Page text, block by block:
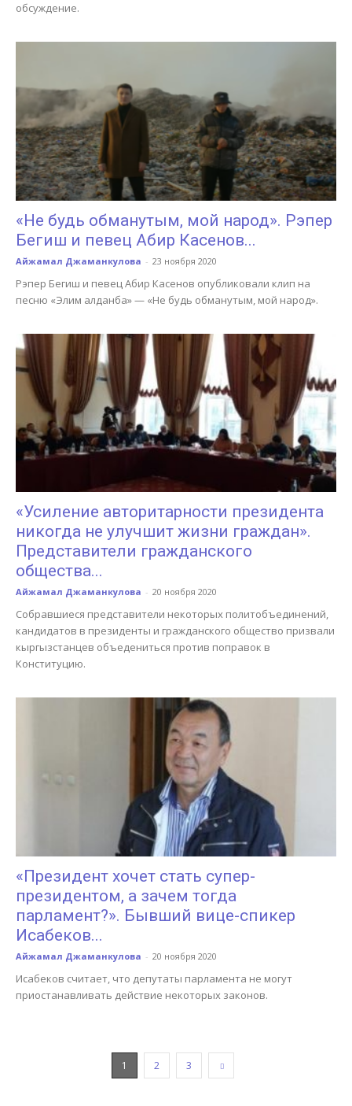
обсуждение.
«Не будь обманутым, мой народ». Рэпер
Бегиш и певец Абир Касенов...
Айжамал Джаманкулова - 23 ноября 2020
Рэпер Бегиш и певец Абир Касенов опубликовали клип на
песню «Элим алданба» — «Не будь обманутым, мой народ».
«Усиление авторитарности президента
никогда не улучшит жизни граждан».
Представители гражданского
общества...
Айжамал Джаманкулова - 20 ноября 2020
Собравшиеся представители некоторых политобъединений,
кандидатов в президенты и гражданского общество призвали
кыргызстанцев объедениться против поправок в
Конституцию.
«Президент хочет стать супер-
президентом, а зачем тогда
парламент?». Бывший вице-спикер
Исабеков...
Айжамал Джаманкулова - 20 ноября 2020
Исабеков считает, что депутаты парламента не могут
приостанавливать действие некоторых законов.
1 2 3